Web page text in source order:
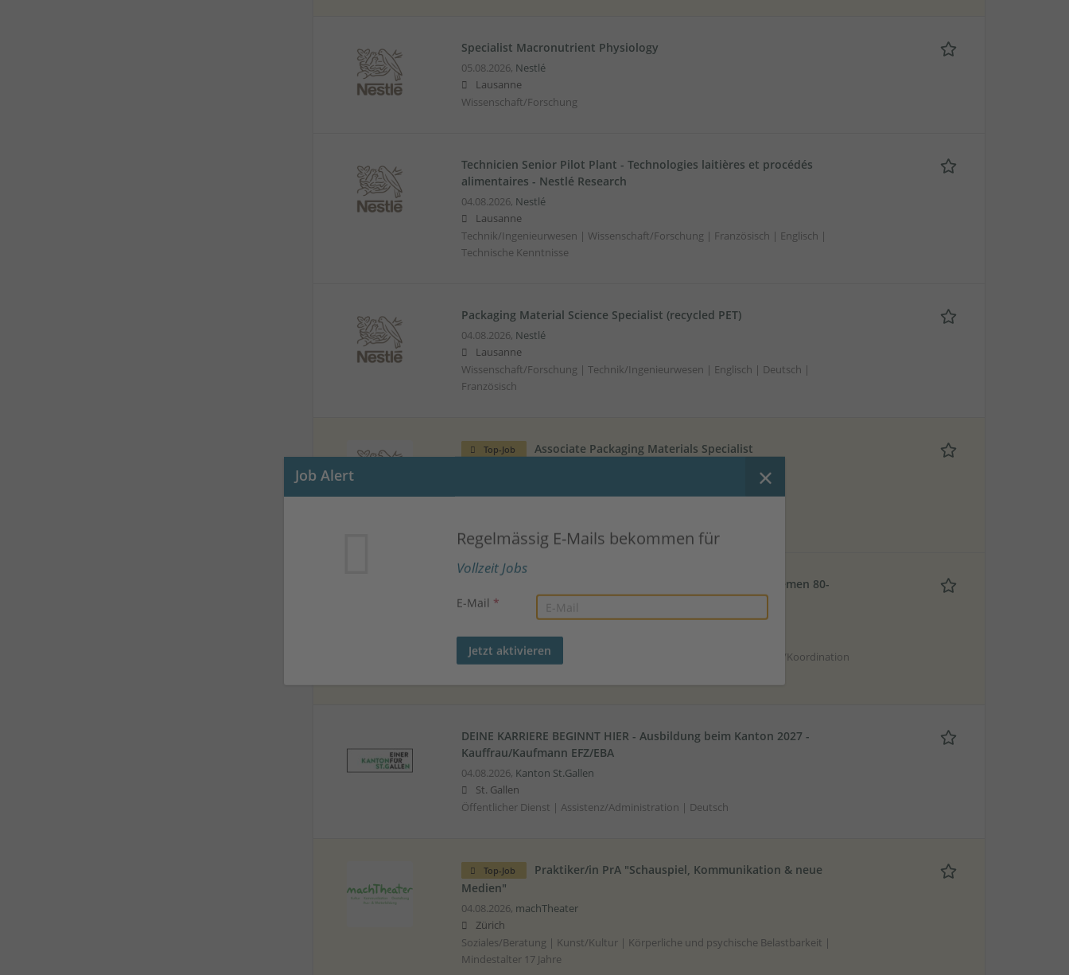
Regelmässig E-Mails bekommen für
Vollzeit Jobs
E-Mail *
Specialist Macronutrient Physiology
05.08.2026, Nestlé
Lausanne
Wissenschaft/Forschung
Technicien Senior Pilot Plant - Technologies laitières et procédés
alimentaires - Nestlé Research
04.08.2026, Nestlé
Lausanne
Technik/Ingenieurwesen | Wissenschaft/Forschung | Französisch | Englisch |
Technische Kenntnisse
Packaging Material Science Specialist (recycled PET)
04.08.2026, Nestlé
Lausanne
Wissenschaft/Forschung | Technik/Ingenieurwesen | Englisch | Deutsch |
Französisch
Top-Job Associate Packaging Materials Specialist
Hochschulpraktikant/-in politische Energiethemen 80-
100% (Bundesamt für Energie BFE)
Bundesverwaltung
Ittigen
Land-, Forstwirtschaft / Umwelt | Wirtschaftsbereich | Management/Koordination
DEINE KARRIERE BEGINNT HIER - Ausbildung beim Kanton 2027 -
Kauffrau/Kaufmann EFZ/EBA
04.08.2026, Kanton St.Gallen
St. Gallen
Öffentlicher Dienst | Assistenz/Administration | Deutsch
Top-Job
Praktiker/in PrA "Schauspiel, Kommunikation & neue
Medien"
04.08.2026, machTheater
Zürich
Soziales/Beratung | Kunst/Kultur | Körperliche und psychische Belastbarkeit |
Mindestalter 17 Jahre